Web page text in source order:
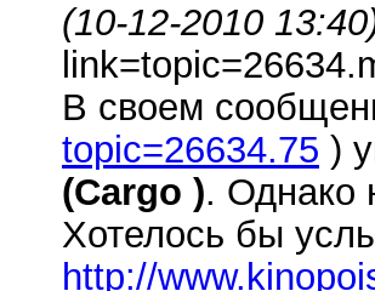
(10-12-2010
В своем
topic=26634.75 )
(Cargo ). Однако
Хотелось бы
http://